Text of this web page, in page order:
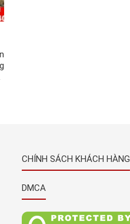
CHÍNH SÁCH KHÁCH HÀNG
DMCA